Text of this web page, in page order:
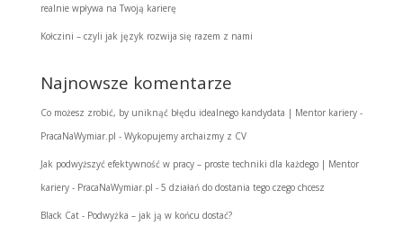
realnie wpływa na Twoją karierę
Kołczini – czyli jak język rozwija się razem z nami
Najnowsze komentarze
Co możesz zrobić, by uniknąć błędu idealnego kandydata | Mentor kariery -
PracaNaWymiar.pl - Wykopujemy archaizmy z CV
Jak podwyższyć efektywność w pracy – proste techniki dla każdego | Mentor
kariery - PracaNaWymiar.pl - 5 działań do dostania tego czego chcesz
Black Cat- Podwyżka – jak ją w końcu dostać?